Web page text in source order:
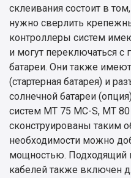
склеивания состоит в
нужно сверлить
контроллеры систем
и могут переключаться с
батареи. Они также
(стартерная батарея) и
солнечной батареи
систем MT 75 MC-S, MT
сконструированы таким
необходимости можно
мощностью. Подходящий
кабелей также включен